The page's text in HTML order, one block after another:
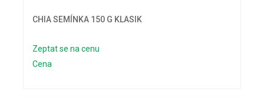
CHIA SEMÍNKA 150 G KLASIK
Zeptat se na cenu
Cena